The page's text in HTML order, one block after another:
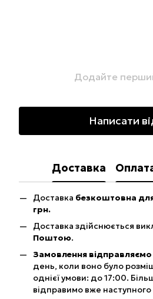
Додайте
Написати
Доставка
Доставка безкоштовна
грн.
Доставка здійснюється
Поштою.
Замовлення
день, коли воно було
однієї умови: до 17:00.
відправимо вже